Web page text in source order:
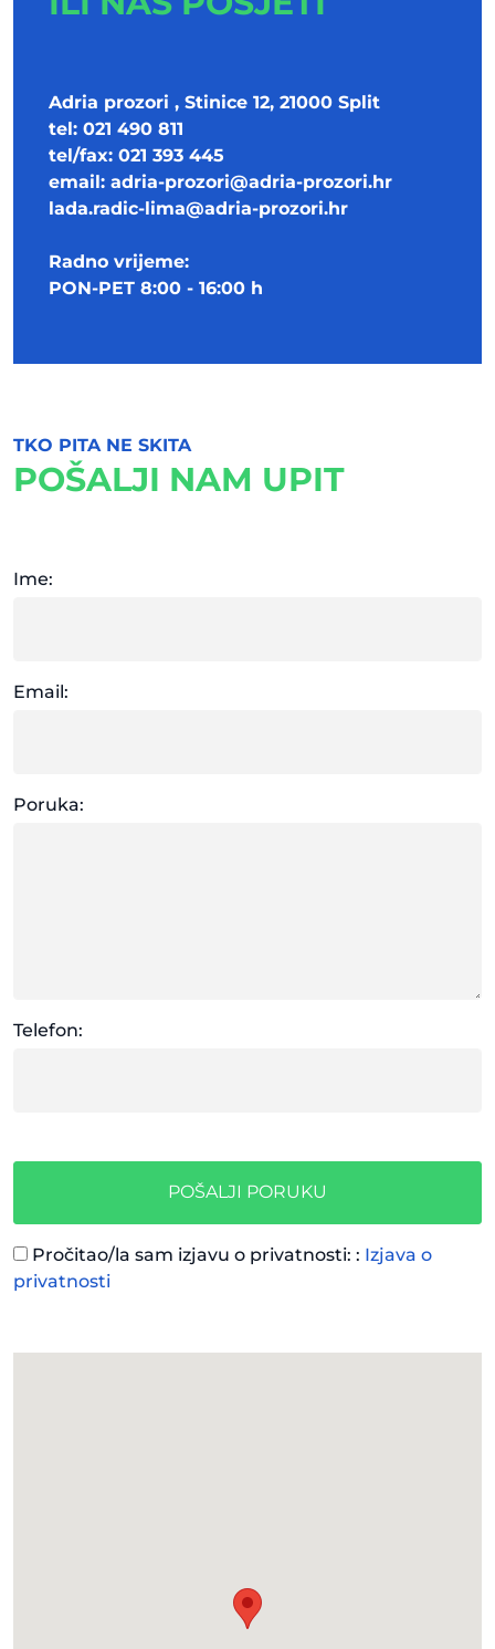
Adria prozori , Stinice 12, 21000 Split
tel: 021 490 811
tel/fax: 021 393 445
email: adria-prozori@adria-prozori.hr
lada.radic-lima@adria-prozori.hr
Radno vrijeme:
PON-PET 8:00 - 16:00 h
TKO PITA NE SKITA
POŠALJI NAM UPIT
Ime:
Email:
Poruka:
Telefon:
POŠALJI PORUKU
Pročitao/la sam izjavu o privatnosti: : Izjava o
privatnosti